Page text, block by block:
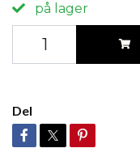
på lager
Del